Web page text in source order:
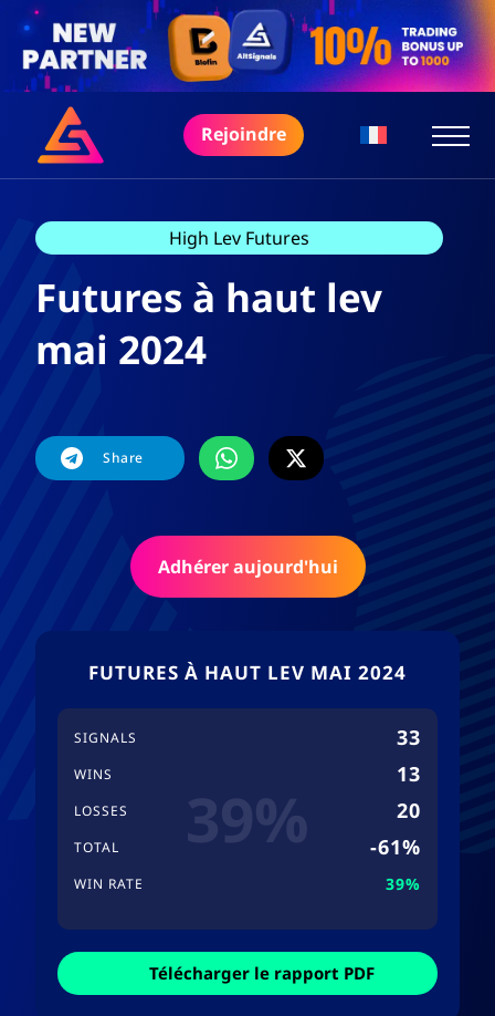
Rejoindre
High Lev Futures
Futures à haut lev
mai 2024
Share
Adhérer aujourd'hui
FUTURES À HAUT LEV MAI 2024
SIGNALS 33
WINS 13
LOSSES 20
TOTAL -61%
WIN RATE 39%
Télécharger le rapport PDF